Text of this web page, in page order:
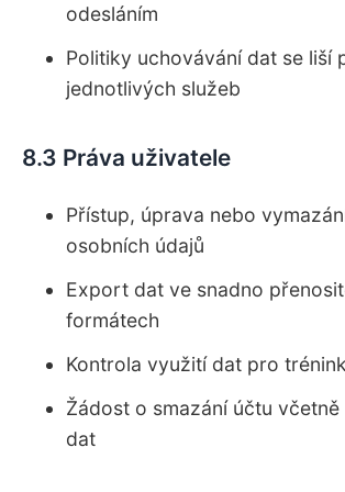
odesláním
Politiky uchovávání dat se liší
jednotlivých služeb
8.3 Práva uživatele
Přístup, úprava nebo
osobních údajů
Export dat ve snadno
formátech
Kontrola využití dat pro
Žádost o smazání účtu
dat